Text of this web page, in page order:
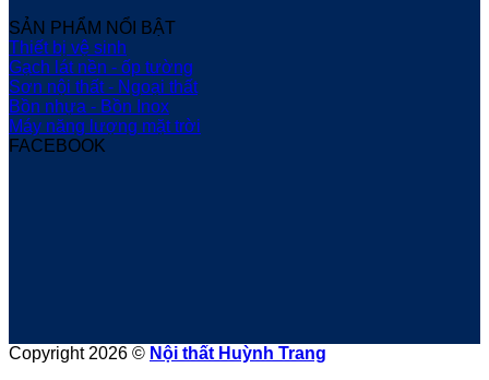
SẢN PHẨM NỔI BẬT
Thiết bị vệ sinh
Gạch lát nền - ốp tường
Sơn nội thất - Ngoại thất
Bồn nhựa - Bồn Inox
Máy năng lượng mặt trời
FACEBOOK
Copyright 2026 © Nội thất Huỳnh Trang